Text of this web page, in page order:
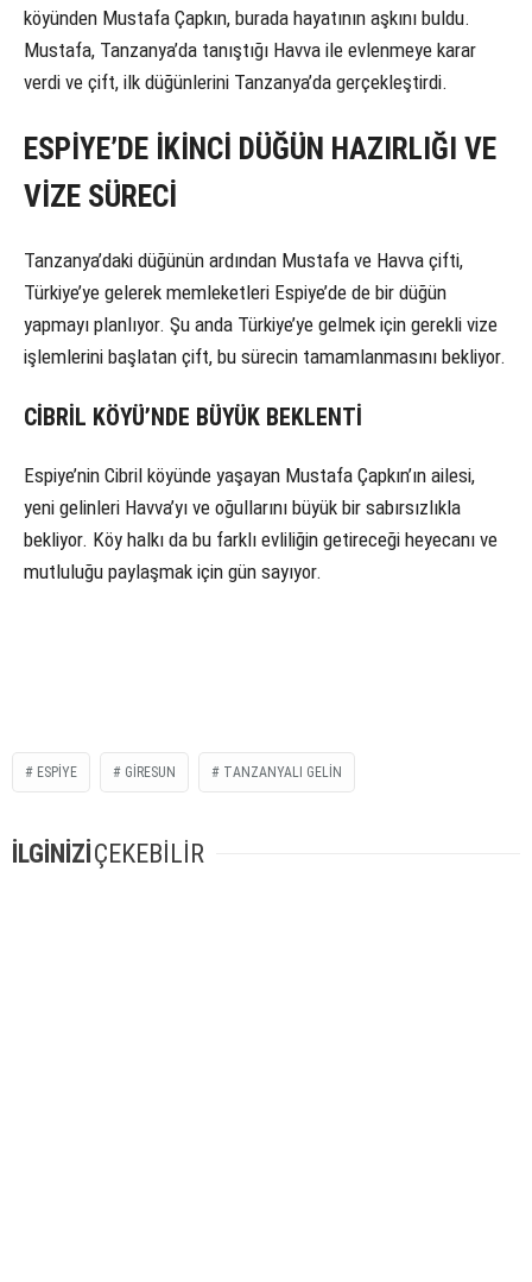
köyünden Mustafa Çapkın, burada hayatının aşkını buldu.
Mustafa, Tanzanya’da tanıştığı Havva ile evlenmeye karar
verdi ve çift, ilk düğünlerini Tanzanya’da gerçekleştirdi.
ESPİYE’DE İKİNCİ DÜĞÜN HAZIRLIĞI VE
VİZE SÜRECİ
Tanzanya’daki düğünün ardından Mustafa ve Havva çifti,
Türkiye’ye gelerek memleketleri Espiye’de de bir düğün
yapmayı planlıyor. Şu anda Türkiye’ye gelmek için gerekli vize
işlemlerini başlatan çift, bu sürecin tamamlanmasını bekliyor.
CİBRİL KÖYÜ’NDE BÜYÜK BEKLENTİ
Espiye’nin Cibril köyünde yaşayan Mustafa Çapkın’ın ailesi,
yeni gelinleri Havva’yı ve oğullarını büyük bir sabırsızlıkla
bekliyor. Köy halkı da bu farklı evliliğin getireceği heyecanı ve
mutluluğu paylaşmak için gün sayıyor.
ESPIYE GIRESUN TANZANYALI GELIN
İLGİNİZİ ÇEKEBİLİR